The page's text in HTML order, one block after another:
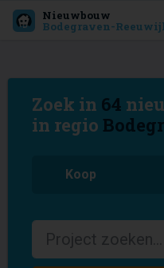
Nieuwbouw
Bodegraven-
Zoek in 64
in regio
Koop